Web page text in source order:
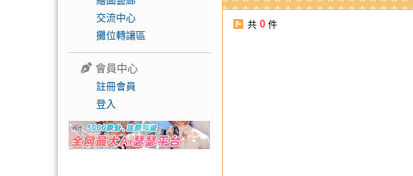
交流中心
攤位轉讓區
會員中心
註冊會員
登入
共 0 件